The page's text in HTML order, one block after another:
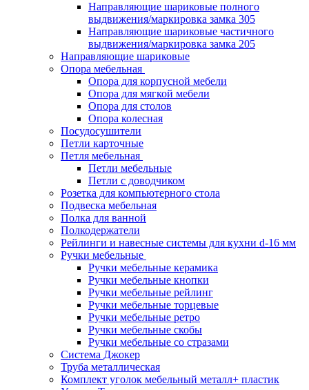
Направляющие шариковые полного
выдвижения/маркировка замка 305
Направляющие шариковые частичного
выдвижения/маркировка замка 205
Направляющие шариковые
Опора мебельная
Опора для корпусной мебели
Опора для мягкой мебели
Опора для столов
Опора колесная
Посудосушители
Петли карточные
Петля мебельная
Петли мебельные
Петли с доводчиком
Розетка для компьютерного стола
Подвеска мебельная
Полка для ванной
Полкодержатели
Рейлинги и навесные системы для кухни d-16 мм
Ручки мебельные
Ручки мебельные керамика
Ручки мебельные кнопки
Ручки мебельные рейлинг
Ручки мебельные торцевые
Ручки мебельные ретро
Ручки мебельные скобы
Ручки мебельные со стразами
Система Джокер
Труба металлическая
Комплект уголок мебельный металл+ пластик